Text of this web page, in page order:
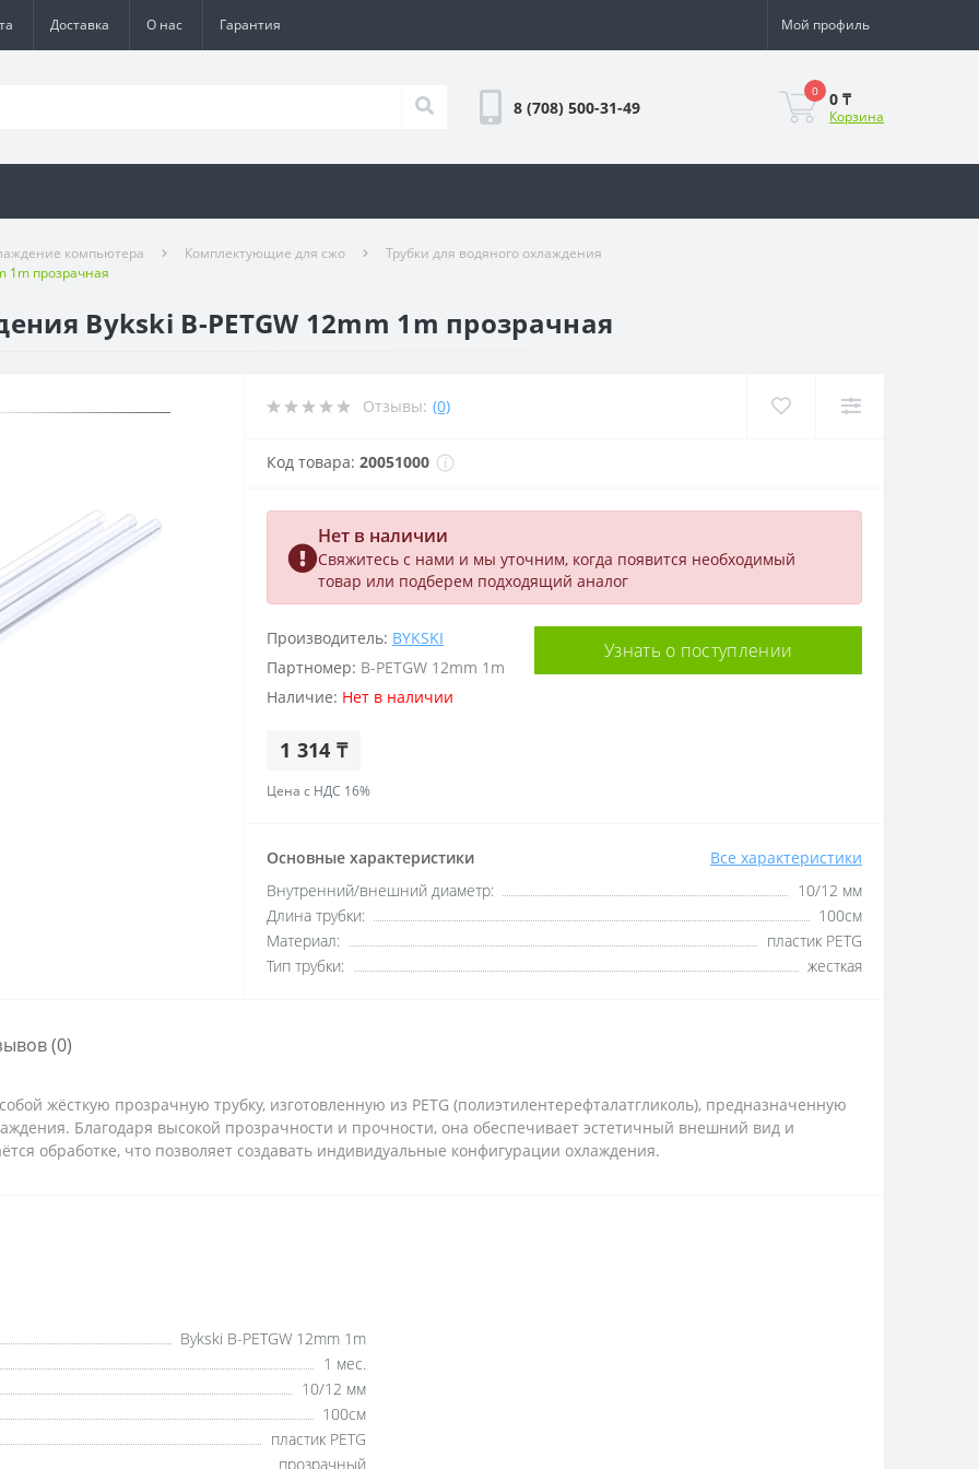
Доставка О нас Гарантия Мой профиль
8 (708) 500-31-49
0 0 ₸
Корзина
компьютера Комплектующие для сжо
Трубки для водяного охлаждения
1m прозрачная
Bykski B-PETGW 12mm 1m прозрачная
Отзывы: (0)
Код товара: 20051000
Нет в наличии
Свяжитесь с нами и мы уточним, когда появится необходимый
товар или подберем подходящий аналог
Производитель: BYKSKI
Партномер: B-PETGW 12mm 1m
Наличие: Нет в наличии
1 314 ₸
Цена с НДС 16%
Узнать о поступлении
Основные характеристики Все характеристики
Внутренний/внешний диаметр:
10/12 мм
Длина трубки:
100см
Материал:
пластик PETG
Тип трубки:
жесткая
(0)
жёсткую прозрачную трубку, изготовленную из PETG (полиэтилентерефталатгликоль), предназначенную
Благодаря высокой прозрачности и прочности, она обеспечивает эстетичный внешний вид и
обработке, что позволяет создавать индивидуальные конфигурации охлаждения.
Bykski B-PETGW 12mm 1m
1 мес.
10/12 мм
100см
пластик PETG
прозрачный